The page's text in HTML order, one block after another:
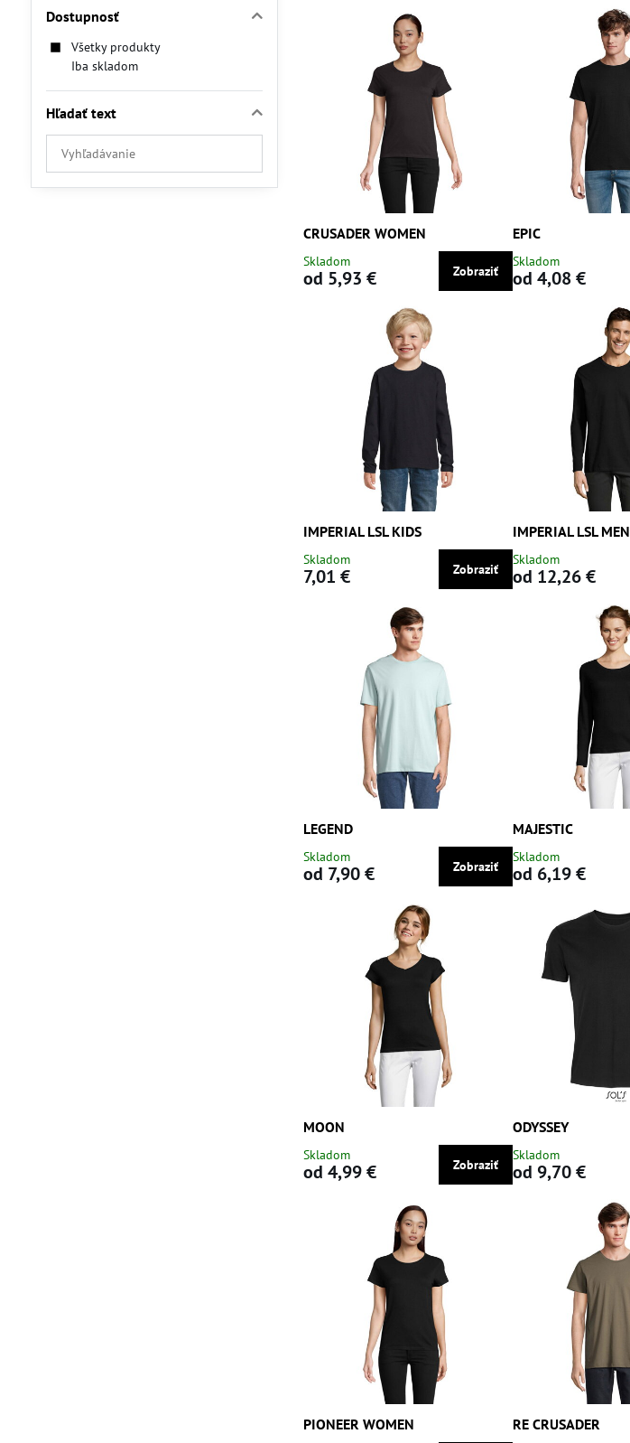
CRUSADER WOMEN
Skladom
od 5,93 € Zobraziť
EPIC
Skladom
od 4,08 €
IMPERIAL LSL KIDS
Skladom
7,01 € Zobraziť
IMPERIAL LSL MEN
Skladom
od 12,26 €
LEGEND
Skladom
od 7,90 € Zobraziť
MAJESTIC
Skladom
od 6,19 €
MOON
Skladom
od 4,99 € Zobraziť
ODYSSEY
Skladom
od 9,70 €
PIONEER WOMEN RE CRUSADER
Dostupnosť
Všetky produkty
Iba skladom
Hľadať text
Prehľadať
výsledky
filtra